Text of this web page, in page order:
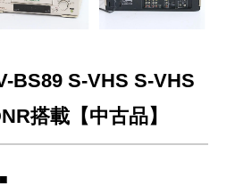
BS89 S-VHS S-VHS
搭載【中古品】